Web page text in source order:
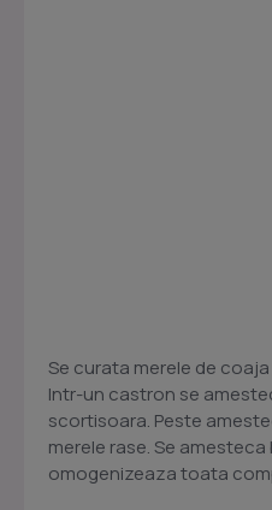
Se curata merele de
Intr-un castron se
scortisoara. Peste
merele rase. Se amesteca
omogenizeaza toata